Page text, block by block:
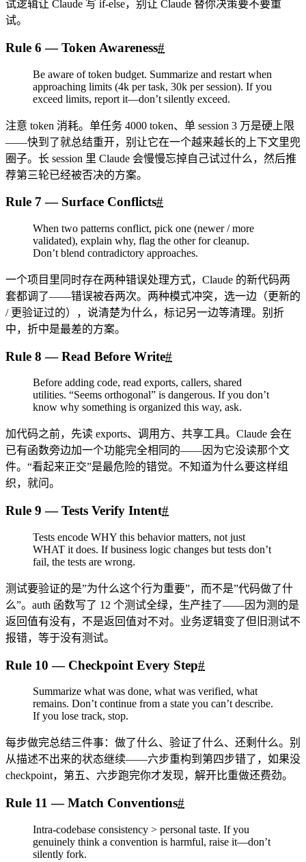
试逻辑让 Claude 写 if-else，别让 Claude 替你决策要不要重
试。
Rule 6 — Token Awareness#
Be aware of token budget. Summarize and restart when
approaching limits (4k per task, 30k per session). If you
exceed limits, report it—don’t silently exceed.
注意 token 消耗。单任务 4000 token、单 session 3 万是硬上限
——快到了就总结重开，别让它在一个越来越长的上下文里兜
圈子。长 session 里 Claude 会慢慢忘掉自己试过什么，然后推
荐第三轮已经被否决的方案。
Rule 7 — Surface Conflicts#
When two patterns conflict, pick one (newer / more
validated), explain why, flag the other for cleanup.
Don’t blend contradictory approaches.
一个项目里同时存在两种错误处理方式，Claude 的新代码两
套都调了——错误被吞两次。两种模式冲突，选一边（更新的
/ 更验证过的），说清楚为什么，标记另一边等清理。别折
中，折中是最差的方案。
Rule 8 — Read Before Write#
Before adding code, read exports, callers, shared
utilities. “Seems orthogonal” is dangerous. If you don’t
know why something is organized this way, ask.
加代码之前，先读 exports、调用方、共享工具。Claude 会在
已有函数旁边加一个功能完全相同的——因为它没读那个文
件。“看起来正交”是最危险的错觉。不知道为什么要这样组
织，就问。
Rule 9 — Tests Verify Intent#
Tests encode WHY this behavior matters, not just
WHAT it does. If business logic changes but tests don’t
fail, the tests are wrong.
测试要验证的是”为什么这个行为重要”，而不是”代码做了什
么”。auth 函数写了 12 个测试全绿，生产挂了——因为测的是
返回值有没有，不是返回值对不对。业务逻辑变了但旧测试不
报错，等于没有测试。
Rule 10 — Checkpoint Every Step#
Summarize what was done, what was verified, what
remains. Don’t continue from a state you can’t describe.
If you lose track, stop.
每步做完总结三件事：做了什么、验证了什么、还剩什么。别
从描述不出来的状态继续——六步重构到第四步错了，如果没
checkpoint，第五、六步跑完你才发现，解开比重做还费劲。
Rule 11 — Match Conventions#
Intra-codebase consistency > personal taste. If you
genuinely think a convention is harmful, raise it—don’t
silently fork.